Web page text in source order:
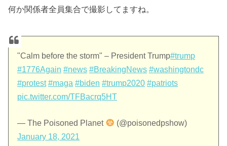
何か関係者全員集合で撮影してますね。
"Calm before the storm" – President Trump#trump
#1776Again #news #BreakingNews #washingtondc
#protest #maga #biden #trump2020 #patriots
pic.twitter.com/TFBacrq5HT
— The Poisoned Planet
(@poisonedpshow)
January 18, 2021